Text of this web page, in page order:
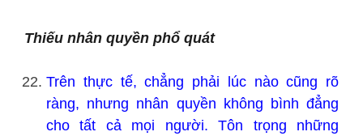
Thiếu nhân quyền phổ quát
Trên thực tế, chẳng phải lúc nào cũng rõ
ràng, nhưng nhân quyền không bình đẳng
cho tất cả mọi người. Tôn trọng những